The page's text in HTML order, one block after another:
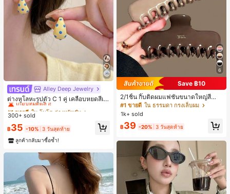
Alley Deep Jewelry
ต่างหูโลหะรูปตัว C 1 คู่ เคลือบหยดสีเห
ลือง ลายจุดสีน้ำเงิน สไตล์ยุโรปและอเม
ริกัน แฟชั่นส่วนตัว หวานและสง่างาม
ดินทาง งานแต่งงาน ปาร์ตี้ วันเกิด ของ
ขวัญคริสต์มาส 2026
#1 ขายดี ใน โบโฮ ต่างหูผู้หญิง
เกือบหมดแล้ว!
#1 ขายดี ใน โบโฮ ต่างหูผู้หญิง
เกือบหมดแล้ว!
#1 ขายดี ใน โบโฮ ต่างหูผู้หญิง
เกือบหมดแล้ว!
#1 ขายดี
ใน โบโฮ ต่างหูผู้หญิง
300+ sold
฿35 -10% 3 วันสุดท้าย
ลูกค้ากลับมาซื้อซ้ำ!
6
Save ฿10
2/1ชิ้น กิ๊บติดผมแฟชั่นขนาดใหญ่สีน้ำ
ตาลชานมสำหรับผู้หญิง เหมาะสำหรับก
ารอาบน้ำ ล้างหน้า และจัดแต่งทรงผม
#1 ขายดี ใน ธรรมดา กรงเล็บผม
1k+ sold
฿39 -20% 3 วันสุดท้าย